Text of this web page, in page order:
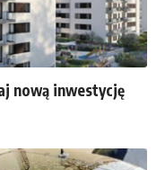
nową inwestycję